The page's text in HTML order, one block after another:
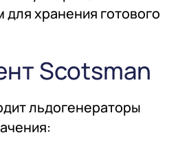
хранения готового
Scotsman
льдогенераторы